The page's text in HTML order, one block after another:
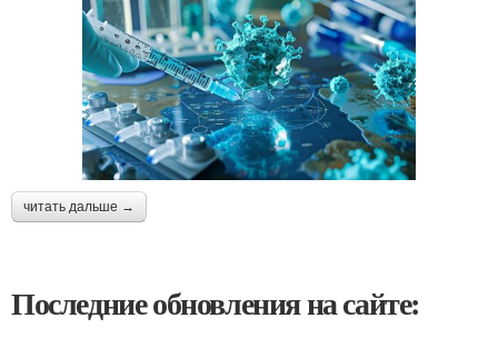
читать дальше →
Последние обновления на сайте: